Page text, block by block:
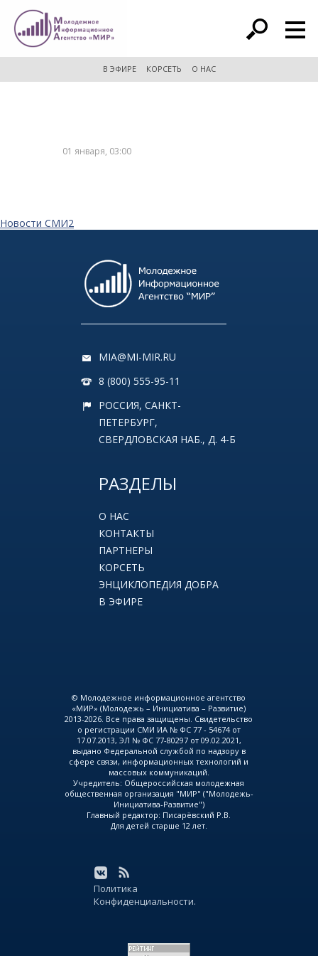
расширенный поиск
В ЭФИРЕ КОРСЕТЬ О НАС
01 января, 03:00
Новости СМИ2
MIA@MI-MIR.RU
8 (800) 555-95-11
РОССИЯ, САНКТ-
ПЕТЕРБУРГ,
СВЕРДЛОВСКАЯ НАБ., Д. 4-Б
РАЗДЕЛЫ
О НАС
КОНТАКТЫ
ПАРТНЕРЫ
КОРСЕТЬ
ЭНЦИКЛОПЕДИЯ ДОБРА
В ЭФИРЕ
© Молодежное информационное агентство
«МИР» (Молодежь – Инициатива – Развитие)
2013-2026. Все права защищены. Свидетельство
о регистрации СМИ ИА № ФС 77 - 54674 от
17.07.2013, ЭЛ № ФС 77-80297 от 09.02.2021,
выдано Федеральной службой по надзору в
сфере связи, информационных технологий и
массовых коммуникаций.
Учредитель: Общероссийская молодежная
общественная организация "МИР" ("Молодежь-
Инициатива-Развитие")
Главный редактор: Писарёвский Р.В.
Для детей старше 12 лет.
Политика
Конфиденциальности.